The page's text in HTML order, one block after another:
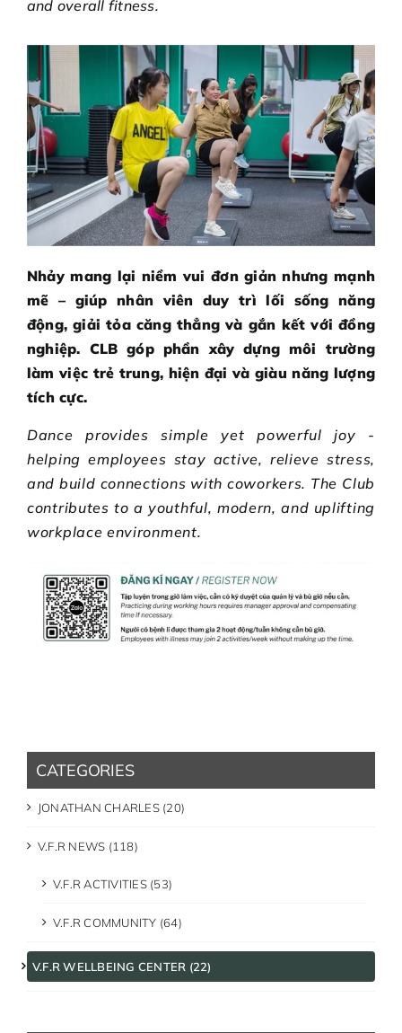
and overall fitness.
Nhảy mang lại niềm vui đơn giản nhưng mạnh
mẽ – giúp nhân viên duy trì lối sống năng
động, giải tỏa căng thẳng và gắn kết với đồng
nghiệp. CLB góp phần xây dựng môi trường
làm việc trẻ trung, hiện đại và giàu năng lượng
tích cực.
Dance provides simple yet powerful joy -
helping employees stay active, relieve stress,
and build connections with coworkers. The Club
contributes to a youthful, modern, and uplifting
workplace environment.
CATEGORIES
JONATHAN CHARLES (20)
V.F.R NEWS (118)
V.F.R ACTIVITIES (53)
V.F.R COMMUNITY (64)
V.F.R WELLBEING CENTER (22)